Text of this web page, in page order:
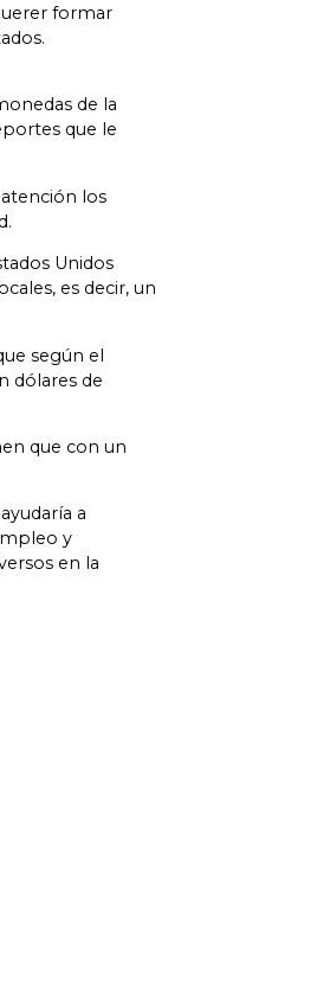
formar
de la
que le
los
Unidos
es decir, un
según el
dólares de
que con un
a
y
en la